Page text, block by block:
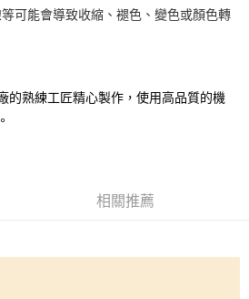
欲分期的期數、繳款截止日，確認付款後即完
確認交易或遇審核未通過，訂單將自動取
品之後才付款」的支付方式。 讓您購物簡單
綁卡、不需儲值。
訊認證，即可結帳。
到繳費通知簡訊。
內，點擊此簡訊中的連結，可透過四大超商／
意取消之訂單仍視為有效，需透過AFTEE先享
含以上)免運費
含以上)免運費
可能會導致收縮、褪色、變色或顏色轉
的熟練工匠精心製作，使用高品質的機
相關推薦